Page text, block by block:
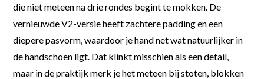
die niet meteen na drie rondes begint te mokken. De
vernieuwde V2-versie heeft zachtere padding en een
diepere pasvorm, waardoor je hand net wat natuurlijker in
de handschoen ligt. Dat klinkt misschien als een detail,
maar in de praktijk merk je het meteen bij stoten, blokken